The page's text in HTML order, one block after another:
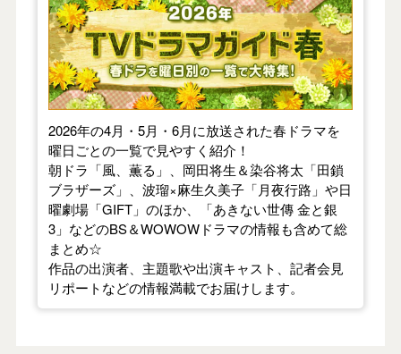
2026年の4月・5月・6月に放送された春ドラマを
曜日ごとの一覧で見やすく紹介！
朝ドラ「風、薫る」、岡田将生＆染谷将太「田鎖
ブラザーズ」、波瑠×麻生久美子「月夜行路」や日
曜劇場「GIFT」のほか、「あきない世傳 金と銀
3」などのBS＆WOWOWドラマの情報も含めて総
まとめ☆
作品の出演者、主題歌や出演キャスト、記者会見
リポートなどの情報満載でお届けします。